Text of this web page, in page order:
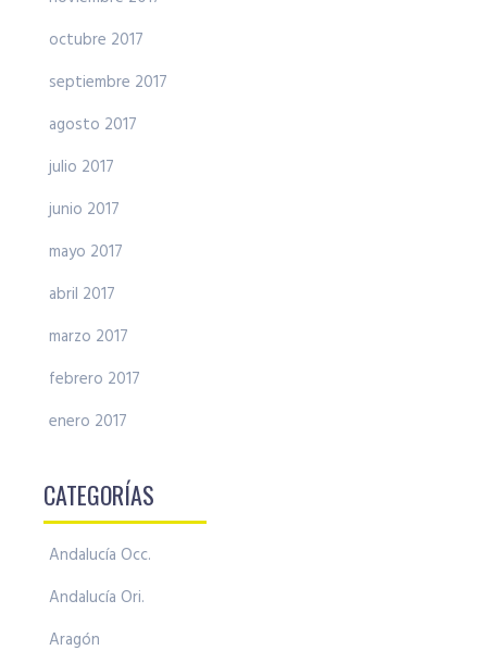
octubre 2017
septiembre 2017
agosto 2017
julio 2017
junio 2017
mayo 2017
abril 2017
marzo 2017
febrero 2017
enero 2017
CATEGORÍAS
Andalucía Occ.
Andalucía Ori.
Aragón